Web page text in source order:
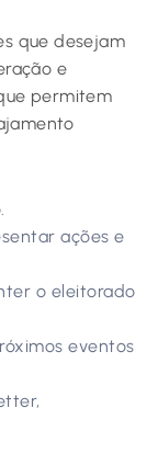
que desejam
e
permitem
ações e
o eleitorado
eventos